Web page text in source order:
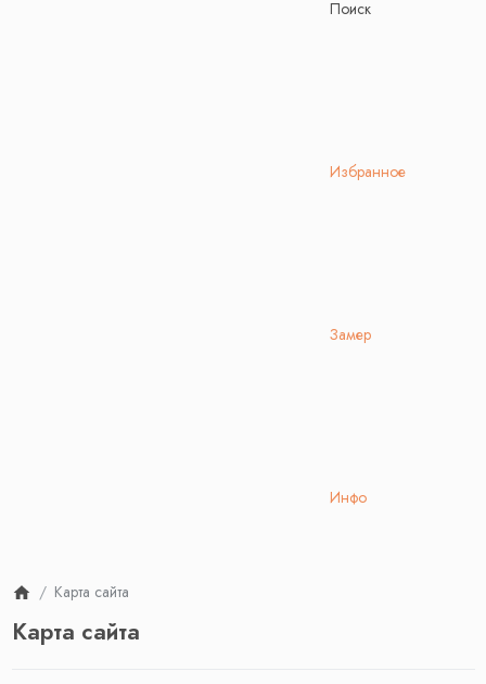
Поиск
Избранное
Замер
Инфо
Карта сайта
Карта сайта